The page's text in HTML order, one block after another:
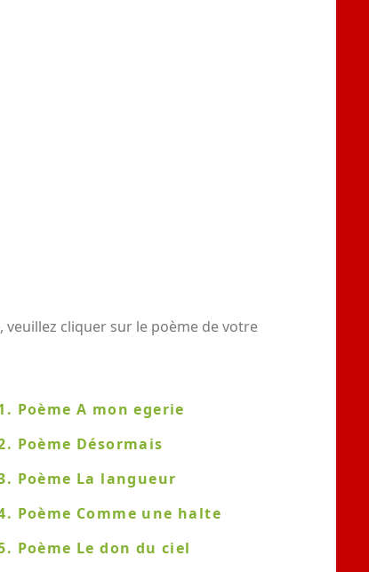
cliquer sur le poème de votre
Poème A mon egerie
Poème Désormais
Poème La langueur
Poème Comme une halte
Poème Le don du ciel